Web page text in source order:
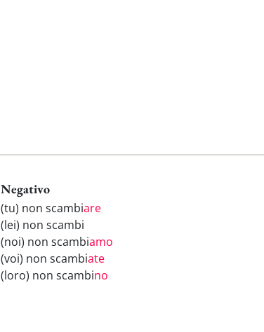
Negativo
(tu) non scambiare
(lei) non scambi
(noi) non scambiamo
(voi) non scambiate
(loro) non scambino